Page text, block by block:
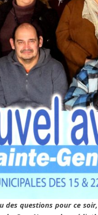
des questions pour ce